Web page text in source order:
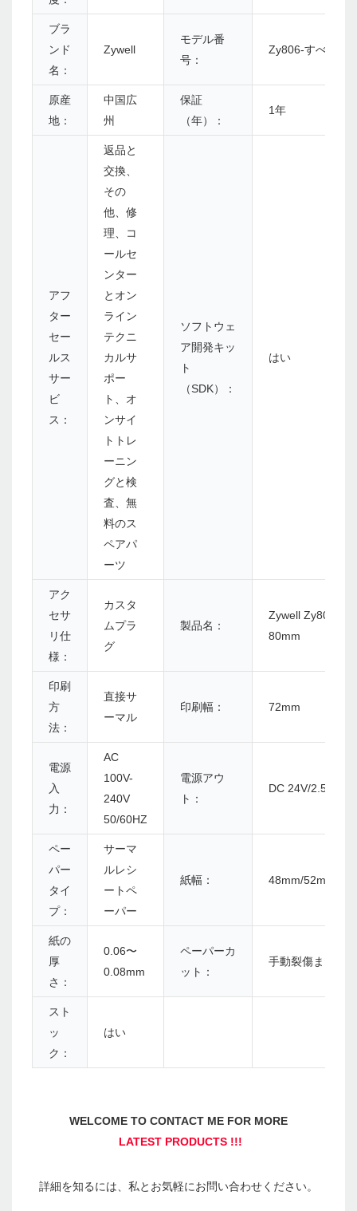
ブラ
ンド
名：
Zywell
モデル番
号：
Zy806-すべて
原産
地：
中国広
州
保証
（年）：
1年
アフ
ター
セー
ルス
サー
ビ
ス：
返品と
交換、
その
他、修
理、コ
ールセ
ンター
とオン
ライン
テクニ
カルサ
ポー
ト、オ
ンサイ
トトレ
ーニン
グと検
査、無
料のス
ペアパ
ーツ
ソフトウェ
ア開発キッ
ト
（SDK）：
はい
アク
セサ
リ仕
様：
カスタ
ムプラ
グ
製品名：
Zywell Zy806
80mm
印刷
方
法：
直接サ
ーマル
印刷幅： 72mm
電源
入
力：
AC
100V-
240V
50/60HZ
電源アウ
ト：
DC 24V/2.5A
ペー
パー
タイ
プ：
サーマ
ルレシ
ートペ
ーパー
紙幅： 48mm/52mm/
紙の
厚
さ：
0.06〜
0.08mm
ペーパーカ
ット：
手動裂傷または
スト
ッ
ク：
はい